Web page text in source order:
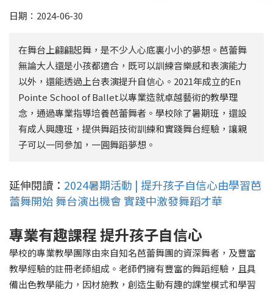
日期：2024-06-30
在舞台上翩翩起舞，是不少人心底裏小小的夢想。芭蕾舞
無論大人還是小孩都適合，既可以訓練音樂感和表演能力
以外，還能透過上台表演提升自信心。2021年成立的En
Pointe School of Ballet以專業造就卓越藝術的教學理
念，通過專業指導培養芭蕾舞者。學校除了暑期班，還設
有成人興趣班，提供舞蹈技術訓練和實踐舞台經驗，讓親
子可以一同參加，一圓舞蹈夢想。
延伸閱讀： 2024暑期活動 | 提升孩子自信心由學習芭
蕾舞開始 舞台演出機會 實踐中激發舞蹈才華
專業有趣課程 提升孩子自信心
學校的專業教學團隊由來自知名芭蕾舞團的資深舞者，及豐富
教學經驗的註冊老師組成。老師們擁有豐富的舞蹈經驗，且具
備出色教學能力，因材施教，創造生動有趣的課堂模式和學習